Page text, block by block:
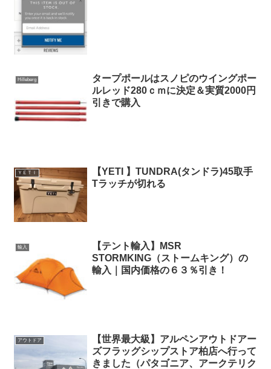
Hilleberg
タープポールはスノピのウイングポー
ルレッド280ｃｍに決定＆実質2000円
引きで購入
ＹＥＴＩ
【YETI 】TUNDRA(タンドラ)45取手
Tラッチが切れる
輸入
【テント輸入】MSR
STORMKING（ストームキング）の
輸入｜国内価格の６３％引き！
アウトドア
【世界最大級】アルペンアウトドアー
ズフラッグシップストア柏店へ行って
きました（パタゴニア、アークテリク